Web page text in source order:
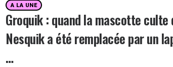
A LA UNE
Groquik : quand la mascotte culte
Nesquik a été remplacée par un
…